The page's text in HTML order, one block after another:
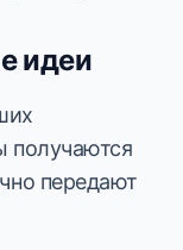
идеи
получаются
передают